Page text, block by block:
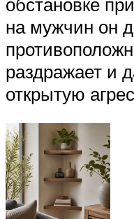
обстановке
на мужчин он
раздражает и
открытую